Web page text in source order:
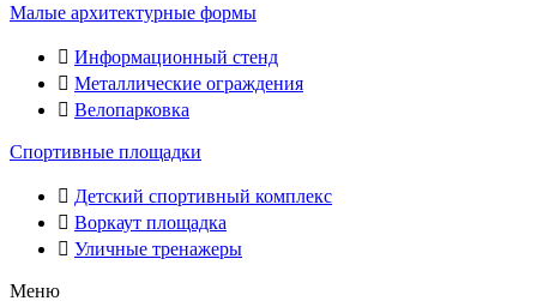
Малые архитектурные формы
Информационный стенд
Металлические ограждения
Велопарковка
Спортивные площадки
Детский спортивный комплекс
Воркаут площадка
Уличные тренажеры
Меню